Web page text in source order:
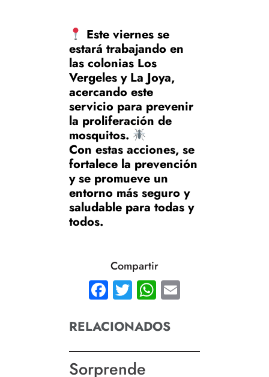
Este viernes se
estará trabajando en
las colonias Los
Vergeles y La Joya,
acercando este
servicio para prevenir
la proliferación de
mosquitos.
Con estas acciones, se
fortalece la prevención
y se promueve un
entorno más seguro y
saludable para todas y
todos.
Compartir
Facebook
TwitterWhatsApp
RELACIONADOS
Sorprende